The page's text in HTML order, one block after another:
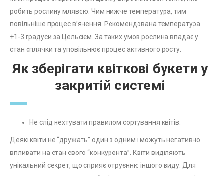
робить рослину млявою. Чим нижче температура, тим
повільніше процес в’янення. Рекомендована температура
+1-3 градуси за Цельсієм. За таких умов рослина впадає у
стан сплячки та уповільнює процес активного росту.
Як зберігати квіткові букети у
закритій системі
Не слід нехтувати правилом сортування квітів.
Деякі квіти не “дружать” один з одним і можуть негативно
впливати на стан свого “конкурента”. Квіти виділяють
унікальний секрет, що сприяє отруєнню іншого виду. Для